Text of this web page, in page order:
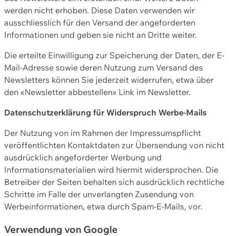
werden nicht erhoben. Diese Daten verwenden wir
ausschliesslich für den Versand der angeforderten
Informationen und geben sie nicht an Dritte weiter.
Die erteilte Einwilligung zur Speicherung der Daten, der E-
Mail-Adresse sowie deren Nutzung zum Versand des
Newsletters können Sie jederzeit widerrufen, etwa über
den «Newsletter abbestellen» Link im Newsletter.
Datenschutzerklärung für Widerspruch Werbe-Mails
Der Nutzung von im Rahmen der Impressumspflicht
veröffentlichten Kontaktdaten zur Übersendung von nicht
ausdrücklich angeforderter Werbung und
Informationsmaterialien wird hiermit widersprochen. Die
Betreiber der Seiten behalten sich ausdrücklich rechtliche
Schritte im Falle der unverlangten Zusendung von
Werbeinformationen, etwa durch Spam-E-Mails, vor.
Verwendung von Google